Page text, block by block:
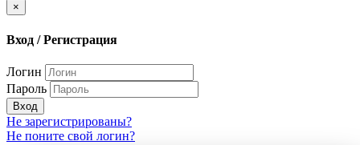
×
Вход / Регистрация
Логин
Пароль
Вход
Не зарегистрированы?
Не поните свой логин?